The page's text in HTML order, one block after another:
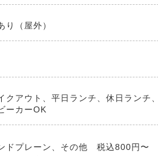
り（屋外）
クアウト、平日ランチ、休日ランチ
ーカーOK
ドプレーン、その他 税込800円〜